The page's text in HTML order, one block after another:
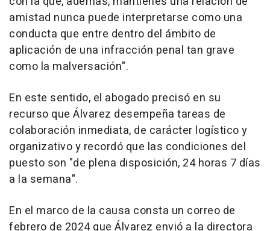
amistad nunca puede interpretarse como una
conducta que entre dentro del ámbito de
aplicación de una infracción penal tan grave
como la malversación".
En este sentido, el abogado precisó en su
recurso que Álvarez desempeña tareas de
colaboración inmediata, de carácter logístico y
organizativo y recordó que las condiciones del
puesto son "de plena disposición, 24 horas 7 días
a la semana".
En el marco de la causa consta un correo de
febrero de 2024 que Álvarez envió a la directora